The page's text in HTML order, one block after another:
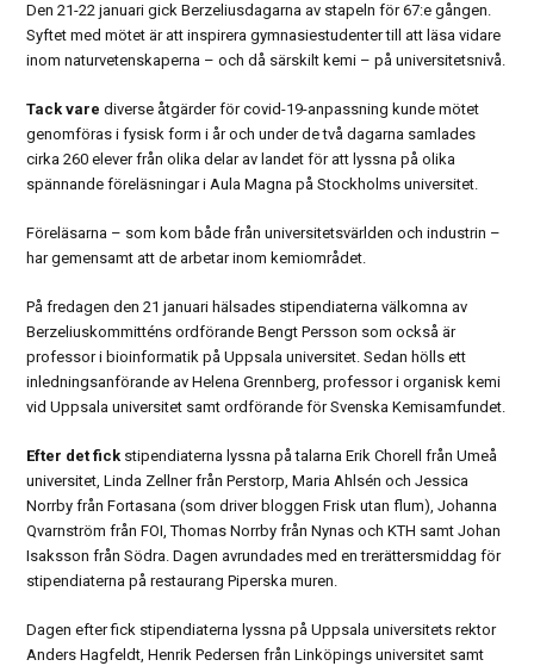
Den 21-22 januari gick Berzeliusdagarna av stapeln för 67:e gången.
Syftet med mötet är att inspirera gymnasiestudenter till att läsa vidare
inom naturvetenskaperna – och då särskilt kemi – på universitetsnivå.
Tack vare diverse åtgärder för covid-19-anpassning kunde mötet
genomföras i fysisk form i år och under de två dagarna samlades
cirka 260 elever från olika delar av landet för att lyssna på olika
spännande föreläsningar i Aula Magna på Stockholms universitet.
Föreläsarna – som kom både från universitetsvärlden och industrin –
har gemensamt att de arbetar inom kemiområdet.
På fredagen den 21 januari hälsades stipendiaterna välkomna av
Berzeliuskommitténs ordförande Bengt Persson som också är
professor i bioinformatik på Uppsala universitet. Sedan hölls ett
inledningsanförande av Helena Grennberg, professor i organisk kemi
vid Uppsala universitet samt ordförande för Svenska Kemisamfundet.
Efter det fick stipendiaterna lyssna på talarna Erik Chorell från Umeå
universitet, Linda Zellner från Perstorp, Maria Ahlsén och Jessica
Norrby från Fortasana (som driver bloggen Frisk utan flum), Johanna
Qvarnström från FOI, Thomas Norrby från Nynas och KTH samt Johan
Isaksson från Södra. Dagen avrundades med en trerättersmiddag för
stipendiaterna på restaurang Piperska muren.
Dagen efter fick stipendiaterna lyssna på Uppsala universitets rektor
Anders Hagfeldt, Henrik Pedersen från Linköpings universitet samt